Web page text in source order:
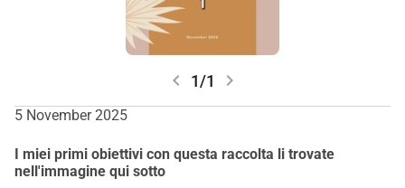
chevron_left 1/1 chevron_right
5 November 2025
I miei primi obiettivi con questa raccolta li trovate
nell'immagine qui sotto